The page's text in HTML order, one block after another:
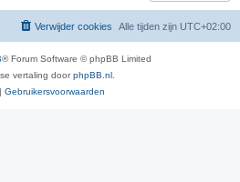
Alle tijden zijn UTC+02:00
Verwijder cookies
® Forum Software © phpBB Limited
vertaling doorphpBB.nl
| Gebruikersvoorwaarden